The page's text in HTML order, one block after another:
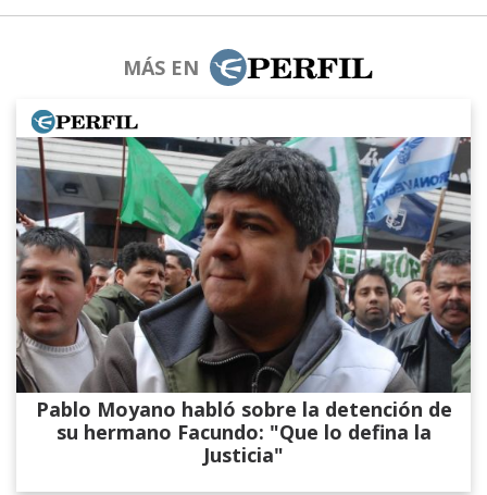
MÁS EN
Pablo Moyano habló sobre la detención de
su hermano Facundo: "Que lo defina la
Justicia"